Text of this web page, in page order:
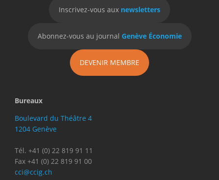
Inscrivez-vous aux newsletters
Abonnez-vous au journal Genève Économie
DEVENIR MEMBRE
Bureaux
Boulevard du Théâtre 4
1204 Genève
Tél. +41 (0) 22 819 91 11
Fax +41 (0) 22 819 91 00
cci@ccig.ch